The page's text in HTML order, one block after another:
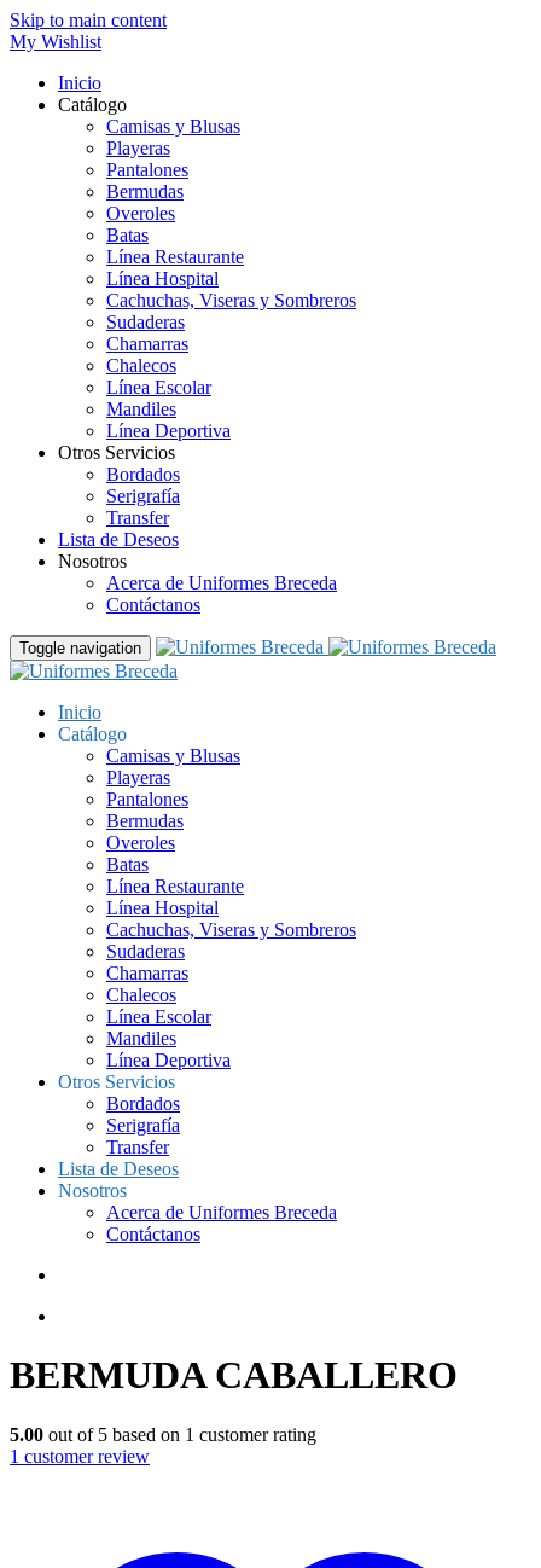
Skip to main content
My Wishlist
Inicio
Catálogo
Camisas y Blusas
Playeras
Pantalones
Bermudas
Overoles
Batas
Línea Restaurante
Línea Hospital
Cachuchas, Viseras y Sombreros
Sudaderas
Chamarras
Chalecos
Línea Escolar
Mandiles
Línea Deportiva
Otros Servicios
Bordados
Serigrafía
Transfer
Lista de Deseos
Nosotros
Acerca de Uniformes Breceda
Contáctanos
Toggle navigation
Inicio
Catálogo
Camisas y Blusas
Playeras
Pantalones
Bermudas
Overoles
Batas
Línea Restaurante
Línea Hospital
Cachuchas, Viseras y Sombreros
Sudaderas
Chamarras
Chalecos
Línea Escolar
Mandiles
Línea Deportiva
Otros Servicios
Bordados
Serigrafía
Transfer
Lista de Deseos
Nosotros
Acerca de Uniformes Breceda
Contáctanos
BERMUDA CABALLERO
5.00 out of 5 based on 1 customer rating
1 customer review